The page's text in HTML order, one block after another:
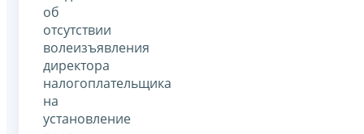
об
отсутствии
волеизъявления
директора
налогоплательщика
на
установление